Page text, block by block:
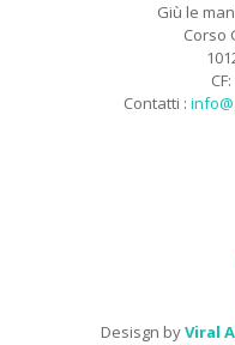
Giù le
Corso
Contatti :
Desisgn byViral